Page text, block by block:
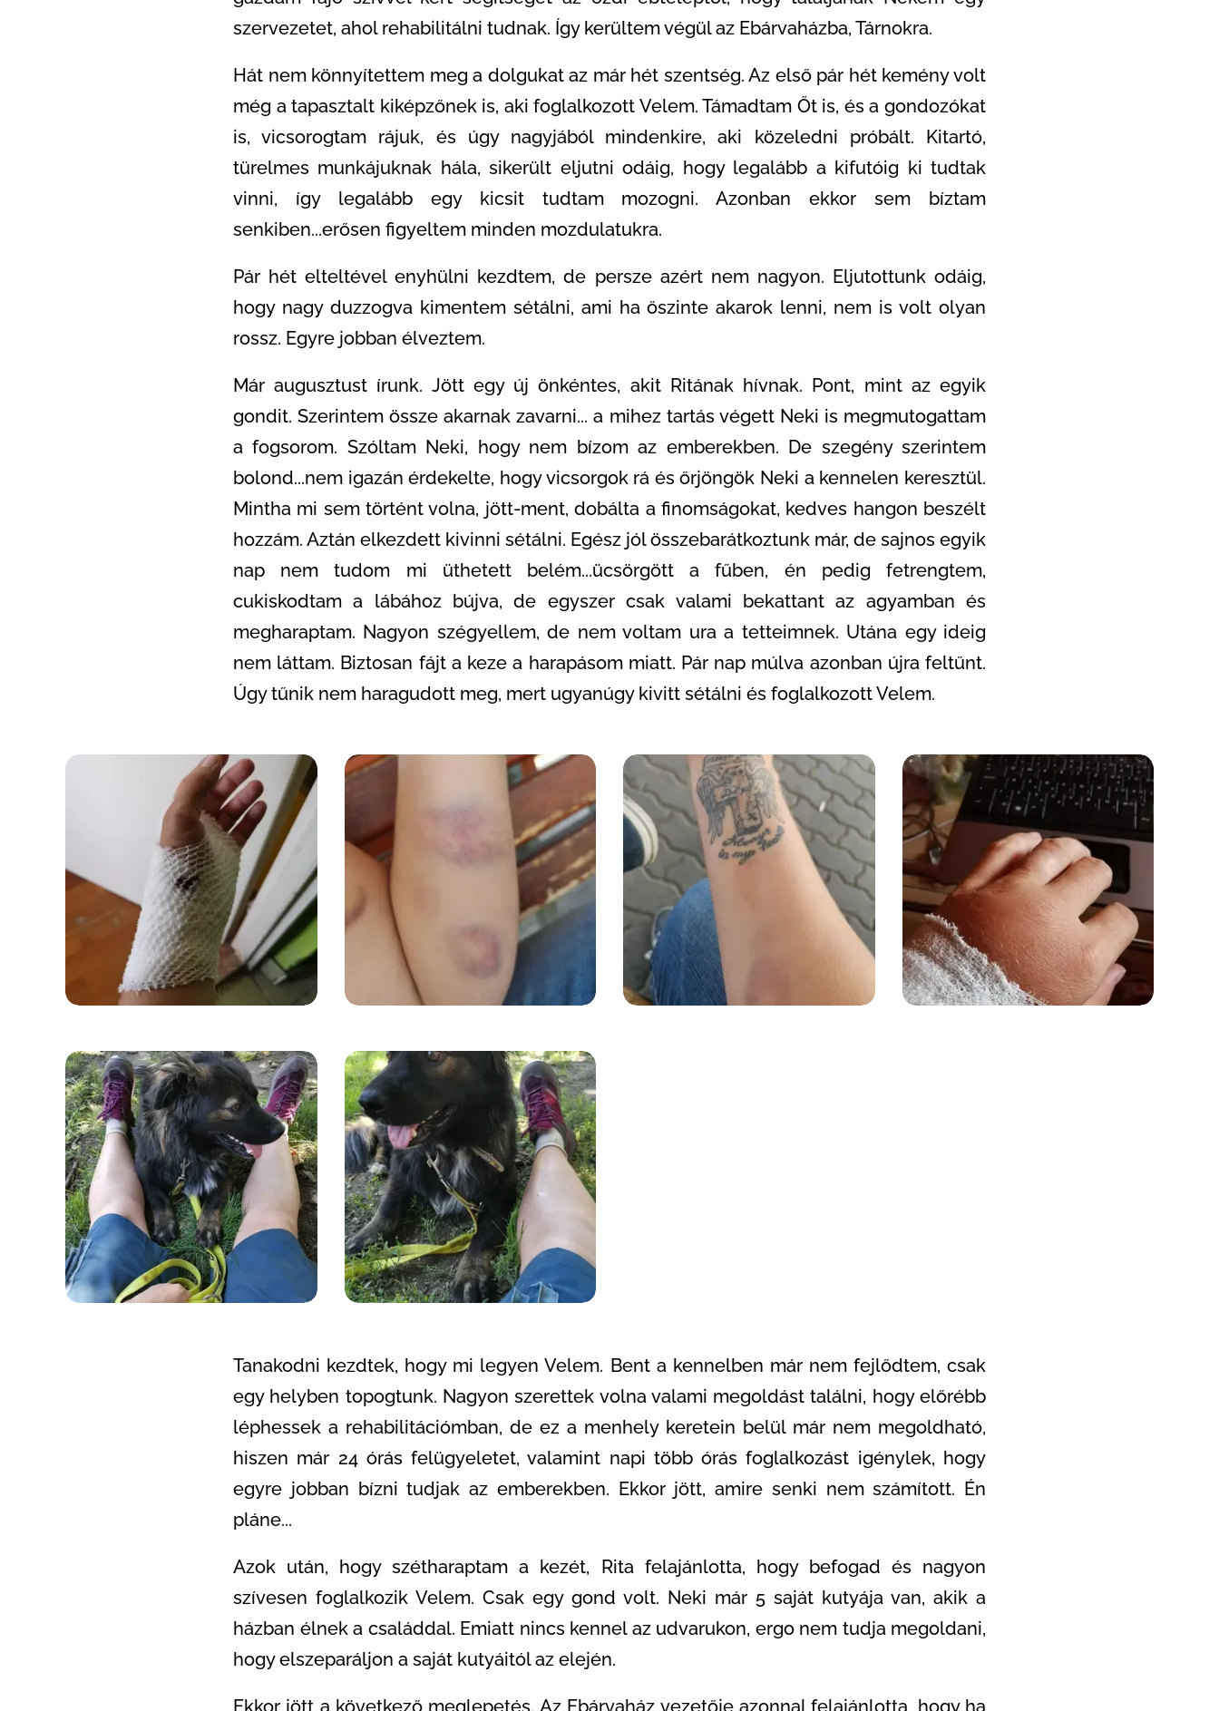
szervezetet, ahol rehabilitálni tudnak. Így kerültem végül az Ebárvaházba, Tárnokra.
Hát nem könnyítettem meg a dolgukat az már hét szentség. Az első pár hét kemény volt
még a tapasztalt kiképzőnek is, aki foglalkozott Velem. Támadtam Őt is, és a gondozókat
is, vicsorogtam rájuk, és úgy nagyjából mindenkire, aki közeledni próbált. Kitartó,
türelmes munkájuknak hála, sikerült eljutni odáig, hogy legalább a kifutóig ki tudtak
vinni, így legalább egy kicsit tudtam mozogni. Azonban ekkor sem bíztam
senkiben...erősen figyeltem minden mozdulatukra.
Pár hét elteltével enyhülni kezdtem, de persze azért nem nagyon. Eljutottunk odáig,
hogy nagy duzzogva kimentem sétálni, ami ha őszinte akarok lenni, nem is volt olyan
rossz. Egyre jobban élveztem.
Már augusztust írunk. Jött egy új önkéntes, akit Ritának hívnak. Pont, mint az egyik
gondit. Szerintem össze akarnak zavarni... a mihez tartás végett Neki is megmutogattam
a fogsorom. Szóltam Neki, hogy nem bízom az emberekben. De szegény szerintem
bolond...nem igazán érdekelte, hogy vicsorgok rá és őrjöngök Neki a kennelen keresztül.
Mintha mi sem történt volna, jött-ment, dobálta a finomságokat, kedves hangon beszélt
hozzám. Aztán elkezdett kivinni sétálni. Egész jól összebarátkoztunk már, de sajnos egyik
nap nem tudom mi üthetett belém...ücsörgött a fűben, én pedig fetrengtem,
cukiskodtam a lábához bújva, de egyszer csak valami bekattant az agyamban és
megharaptam. Nagyon szégyellem, de nem voltam ura a tetteimnek. Utána egy ideig
nem láttam. Biztosan fájt a keze a harapásom miatt. Pár nap múlva azonban újra feltűnt.
Úgy tűnik nem haragudott meg, mert ugyanúgy kivitt sétálni és foglalkozott Velem.
Tanakodni kezdtek, hogy mi legyen Velem. Bent a kennelben már nem fejlődtem, csak
egy helyben topogtunk. Nagyon szerettek volna valami megoldást találni, hogy előrébb
léphessek a rehabilitációmban, de ez a menhely keretein belül már nem megoldható,
hiszen már 24 órás felügyeletet, valamint napi több órás foglalkozást igénylek, hogy
egyre jobban bízni tudjak az emberekben. Ekkor jött, amire senki nem számított. Én
pláne...
Azok után, hogy szétharaptam a kezét, Rita felajánlotta, hogy befogad és nagyon
szívesen foglalkozik Velem. Csak egy gond volt. Neki már 5 saját kutyája van, akik a
házban élnek a családdal. Emiatt nincs kennel az udvarukon, ergo nem tudja megoldani,
hogy elszeparáljon a saját kutyáitól az elején.
Ekkor jött a következő meglepetés. Az Ebárvaház vezetője azonnal felajánlotta, hogy ha